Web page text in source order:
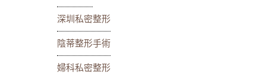
深圳私密整形
陰蒂整形手術
婦科私密整形